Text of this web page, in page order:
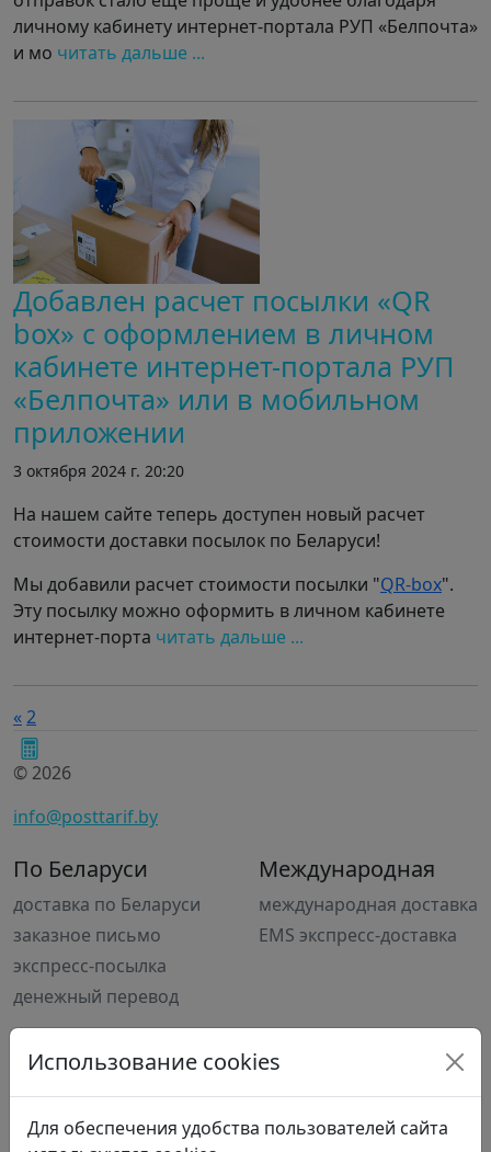
Использование cookies
Для обеспечения удобства пользователей сайта
личному кабинету интернет-портала РУП «Белпочта»
и мо читать дальше ...
Добавлен расчет посылки «QR
box» с оформлением в личном
кабинете интернет-портала РУП
«Белпочта» или в мобильном
приложении
3 октября 2024 г. 20:20
На нашем сайте теперь доступен новый расчет
стоимости доставки посылок по Беларуси!
Мы добавили расчет стоимости посылки "QR-box".
Эту посылку можно оформить в личном кабинете
интернет-порта читать дальше ...
«2
© 2026
info@posttarif.by
По Беларуси
доставка по Беларуси
заказное письмо
экспресс-посылка
денежный перевод
Международная
международная доставка
EMS экспресс-доставка
Новости